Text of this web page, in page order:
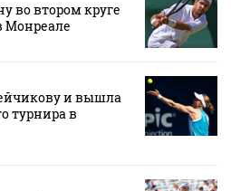
во втором круге
Монреале
и вышла
турнира в